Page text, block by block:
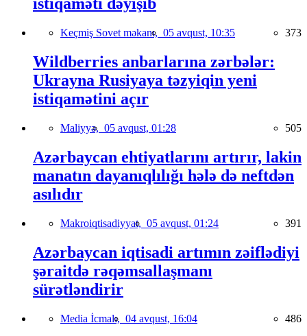
istiqaməti dəyişib
Keçmiş Sovet məkanı, 05 avqust, 10:35 373
Wildberries anbarlarına zərbələr:
Ukrayna Rusiyaya təzyiqin yeni
istiqamətini açır
Maliyyə, 05 avqust, 01:28 505
Azərbaycan ehtiyatlarını artırır, lakin
manatın dayanıqlılığı hələ də neftdən
asılıdır
Makroiqtisadiyyat, 05 avqust, 01:24 391
Azərbaycan iqtisadi artımın zəiflədiyi
şəraitdə rəqəmsallaşmanı
sürətləndirir
Media İcmalı, 04 avqust, 16:04 486